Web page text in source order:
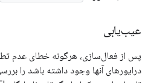
عیب‌یابی
پس از فعال‌سازی، هرگونه خطای عدم
درایورهای آنها وجود داشته باشد را